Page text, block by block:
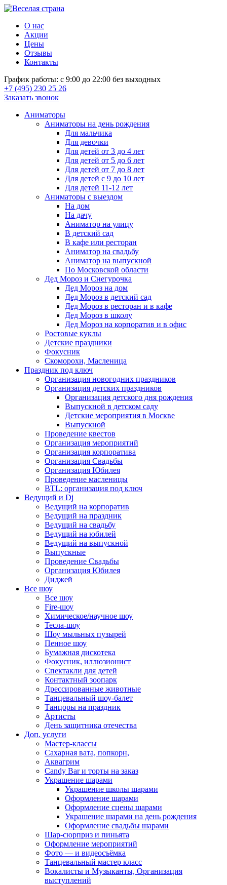
О нас
Акции
Цены
Отзывы
Контакты
График работы: с 9:00 до 22:00 без выходных
+7 (495) 230 25 26
Заказать звонок
Аниматоры
Аниматоры на день рождения
Для мальчика
Для девочки
Для детей от 3 до 4 лет
Для детей от 5 до 6 лет
Для детей от 7 до 8 лет
Для детей с 9 до 10 лет
Для детей 11-12 лет
Аниматоры с выездом
На дом
На дачу
Аниматор на улицу
В детский сад
В кафе или ресторан
Аниматор на свадьбу
Аниматор на выпускной
По Московской области
Дед Мороз и Снегурочка
Дед Мороз на дом
Дед Мороз в детский сад
Дед Мороз в ресторан и в кафе
Дед Мороз в школу
Дед Мороз на корпоратив и в офис
Ростовые куклы
Детские праздники
Фокусник
Скоморохи, Масленица
Праздник под ключ
Организация новогодних праздников
Организация детских праздников
Организация детского дня рождения
Выпускной в детском саду
Детские мероприятия в Москве
Выпускной
Проведение квестов
Организация мероприятий
Организация корпоратива
Организация Свадьбы
Организация Юбилея
Проведение масленицы
BTL: организация под ключ
Ведущий и Dj
Ведущий на корпоратив
Ведущий на праздник
Ведущий на свадьбу
Ведущий на юбилей
Ведущий на выпускной
Выпускные
Проведение Свадьбы
Организация Юбилея
Диджей
Все шоу
Все шоу
Fire-шоу
Химическое/научное шоу
Тесла-шоу
Шоу мыльных пузырей
Пенное шоу
Бумажная дискотека
Фокусник, иллюзионист
Спектакли для детей
Контактный зоопарк
Дрессированные животные
Танцевальный шоу-балет
Танцоры на праздник
Артисты
День защитника отечества
Доп. услуги
Мастер-классы
Сахарная вата, попкорн,
Аквагрим
Candy Bar и торты на заказ
Украшение шарами
Украшение школы шарами
Оформление шарами
Оформление сцены шарами
Украшение шарами на день рождения
Оформление свадьбы шарами
Шар-сюрприз и пиньята
Оформление мероприятий
Фото — и видеосъёмка
Танцевальный мастер класс
Вокалисты и Музыканты, Организация
выступлений